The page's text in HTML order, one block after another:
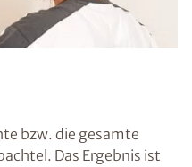
bzw. die gesamte
Das Ergebnis ist